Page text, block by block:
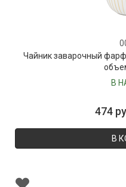
Чайник заварочный
В
474
В